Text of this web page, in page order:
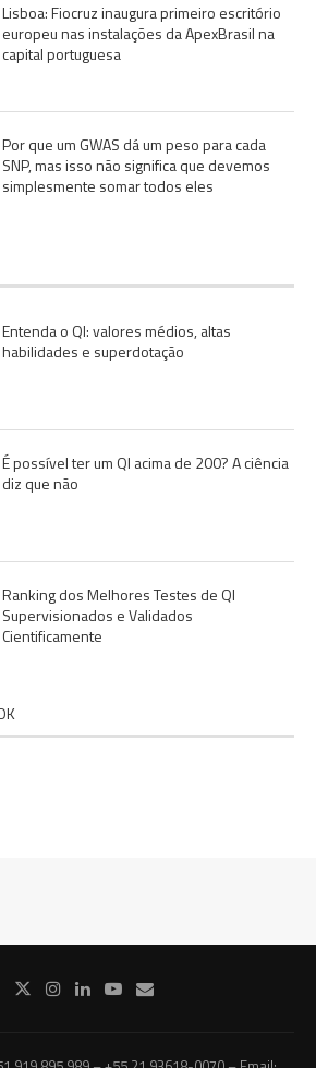
Lisboa: Fiocruz inaugura primeiro escritório
europeu nas instalações da ApexBrasil na
capital portuguesa
Por que um GWAS dá um peso para cada
SNP, mas isso não significa que devemos
simplesmente somar todos eles
Entenda o QI: valores médios, altas
habilidades e superdotação
É possível ter um QI acima de 200? A ciência
diz que não
Ranking dos Melhores Testes de QI
Supervisionados e Validados
Cientificamente